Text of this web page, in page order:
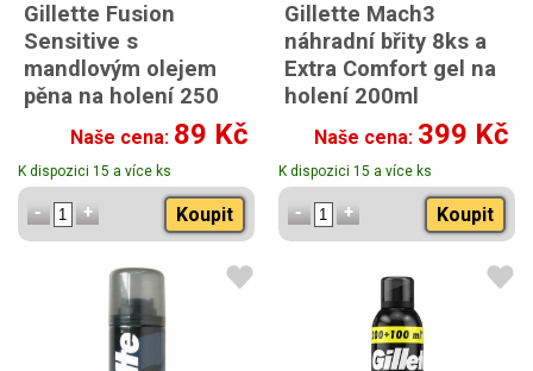
Gillette Fusion
Sensitive s
mandlovým olejem
pěna na holení 250
Naše cena: 89 Kč
K dispozici 15 a více ks
Koupit
Gillette Mach3
náhradní břity 8ks a
Extra Comfort gel na
holení 200ml
Naše cena: 399 Kč
K dispozici 15 a více ks
Koupit